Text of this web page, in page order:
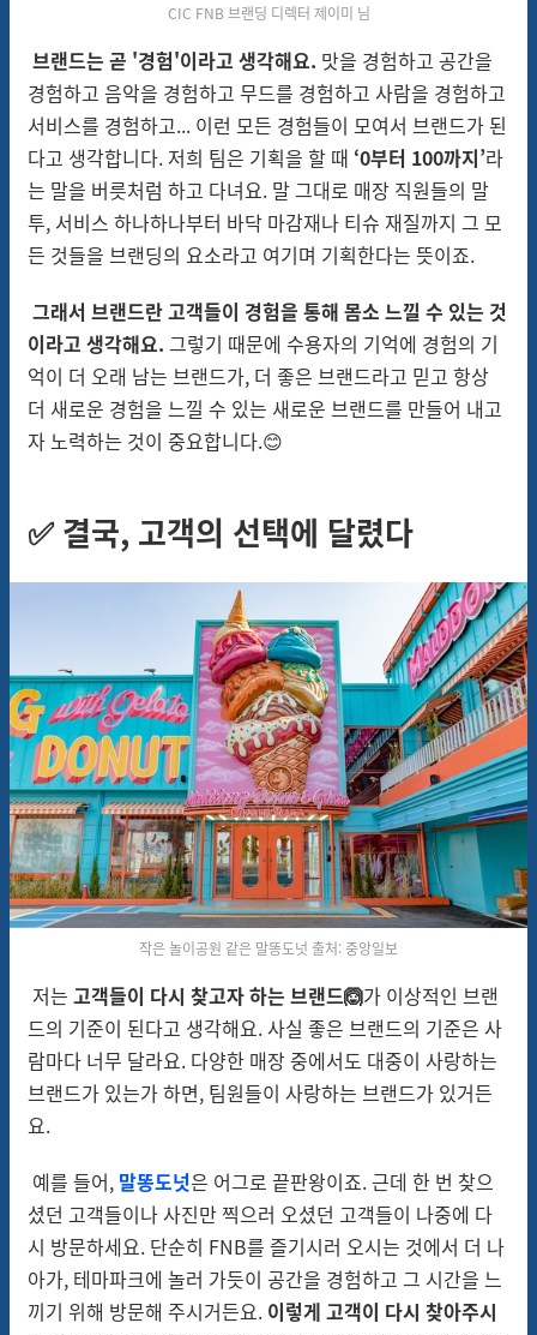
CIC FNB 브랜딩 디렉터 제이미 님
브랜드는 곧 '경험'이라고 생각해요. 맛을 경험하고 공간을
경험하고 음악을 경험하고 무드를 경험하고 사람을 경험하고
서비스를 경험하고... 이런 모든 경험들이 모여서 브랜드가 된
다고 생각합니다. 저희 팀은 기획을 할 때 ‘0부터 100까지’라
는 말을 버릇처럼 하고 다녀요. 말 그대로 매장 직원들의 말
투, 서비스 하나하나부터 바닥 마감재나 티슈 재질까지 그 모
든 것들을 브랜딩의 요소라고 여기며 기획한다는 뜻이죠.
그래서 브랜드란 고객들이 경험을 통해 몸소 느낄 수 있는 것
이라고 생각해요. 그렇기 때문에 수용자의 기억에 경험의 기
억이 더 오래 남는 브랜드가, 더 좋은 브랜드라고 믿고 항상
더 새로운 경험을 느낄 수 있는 새로운 브랜드를 만들어 내고
자 노력하는 것이 중요합니다.😊
✅ 결국, 고객의 선택에 달렸다
작은 놀이공원 같은 말똥도넛 출처: 중앙일보
저는 고객들이 다시 찾고자 하는 브랜드🙆가 이상적인 브랜
드의 기준이 된다고 생각해요. 사실 좋은 브랜드의 기준은 사
람마다 너무 달라요. 다양한 매장 중에서도 대중이 사랑하는
브랜드가 있는가 하면, 팀원들이 사랑하는 브랜드가 있거든
요.
예를 들어, 말똥도넛은 어그로 끝판왕이죠. 근데 한 번 찾으
셨던 고객들이나 사진만 찍으러 오셨던 고객들이 나중에 다
시 방문하세요. 단순히 FNB를 즐기시러 오시는 것에서 더 나
아가, 테마파크에 놀러 가듯이 공간을 경험하고 그 시간을 느
끼기 위해 방문해 주시거든요. 이렇게 고객이 다시 찾아주시